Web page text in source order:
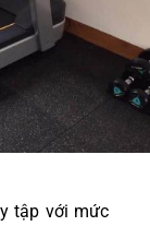
tập với mức